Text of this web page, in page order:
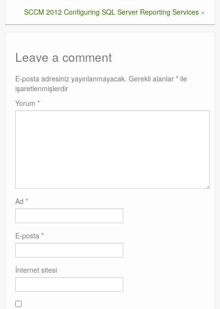
SCCM 2012 Configuring SQL Server Reporting Services »
Leave a comment
E-posta adresiniz yayınlanmayacak. Gerekli alanlar * ile
işaretlenmişlerdir
Yorum *
Ad *
E-posta *
İnternet sitesi